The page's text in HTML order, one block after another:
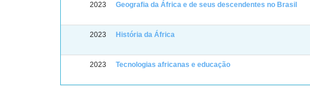
2023 Geografia da África e de seus descendentes no Brasil
2023 História da África
2023 Tecnologias africanas e educação